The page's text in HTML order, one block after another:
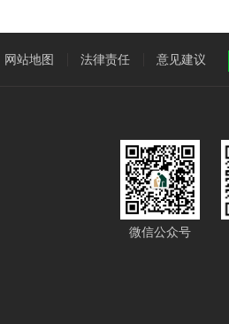
网站地图 法律责任 意见建议
微信公众号